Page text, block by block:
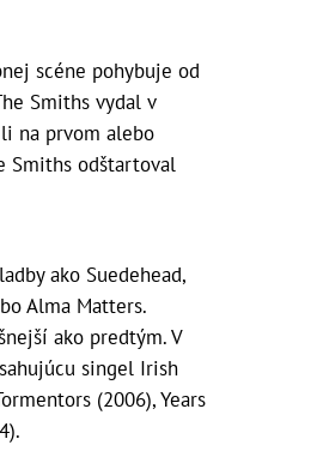
scéne pohybuje od
Smiths vydal v
na prvom alebo
Smiths odštartoval
ako Suedehead,
Alma Matters.
ako predtým. V
singel Irish
(2006), Years